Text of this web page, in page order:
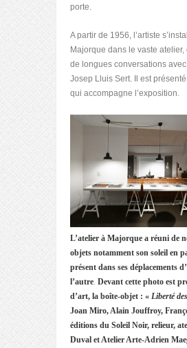
porte.
A partir de 1956, l’artiste
Majorque dans le vaste
de longues conversations avec
Josep Lluis Sert. Il est
qui accompagne l’exposition.
L’atelier à Majorque a réuni de
objets notamment son soleil en
présent dans ses déplacements
l’autre. Devant cette photo est
d’art, la boîte-objet : « Liberté
Joan Miro, Alain Jouffroy,
éditions du Soleil Noir, relieur,
Duval et Atelier Arte-Adrien